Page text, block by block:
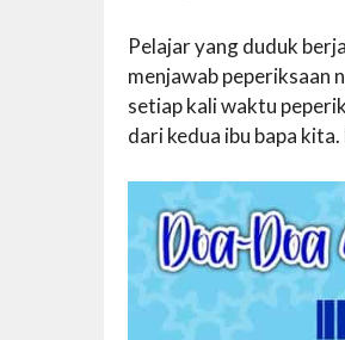
Pelajar yang duduk
menjawab peperiksaan
setiap kali waktu
dari kedua ibu bapa